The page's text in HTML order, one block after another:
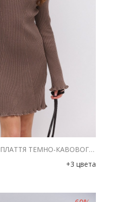
КОРОТКЕ В`ЯЗАНЕ ПЛАТТЯ ТЕМНО-КАВОВОГО КОЛЬОРУ
+3 цвета